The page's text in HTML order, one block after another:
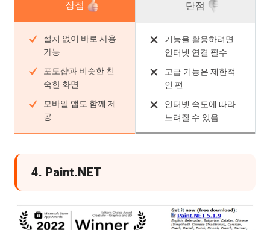
장점
설치 없이 바로 사용
가능
포토샵과 비슷한 친
숙한 화면
모바일 앱도 함께 제
공
단점
기능을 활용하려면
인터넷 연결 필수
고급 기능은 제한적
인 편
인터넷 속도에 따라
느려질 수 있음
4. Paint.NET